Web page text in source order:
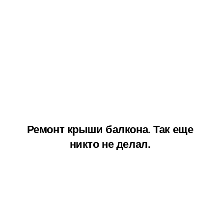
Ремонт крыши балкона. Так еще
никто не делал.